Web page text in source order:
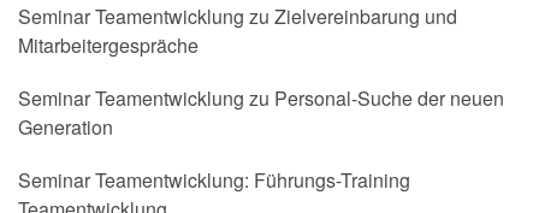
Seminar Teamentwicklung zu Zielvereinbarung und
Mitarbeitergespräche
Seminar Teamentwicklung zu Personal-Suche der neuen
Generation
Seminar Teamentwicklung: Führungs-Training